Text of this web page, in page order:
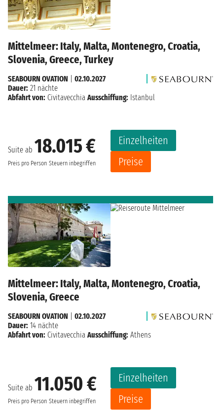
Mittelmeer: Italy, Malta, Montenegro, Croatia,
Slovenia, Greece, Turkey
Suite ab 18.015 €
Preis pro Person Steuern inbegriffen
Einzelheiten
Preise
SEABOURN OVATION
02.10.2027
Dauer: 21 nächte
Abfahrt von: Civitavecchia Ausschiffung: Istanbul
Mittelmeer: Italy, Malta, Montenegro, Croatia,
Slovenia, Greece
Suite ab 11.050 €
Preis pro Person Steuern inbegriffen
Einzelheiten
Preise
SEABOURN OVATION
02.10.2027
Dauer: 14 nächte
Abfahrt von: Civitavecchia Ausschiffung: Athens